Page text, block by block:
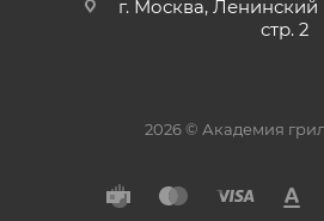
г. Москва, Ленинский
стр. 2
2026 © Академия